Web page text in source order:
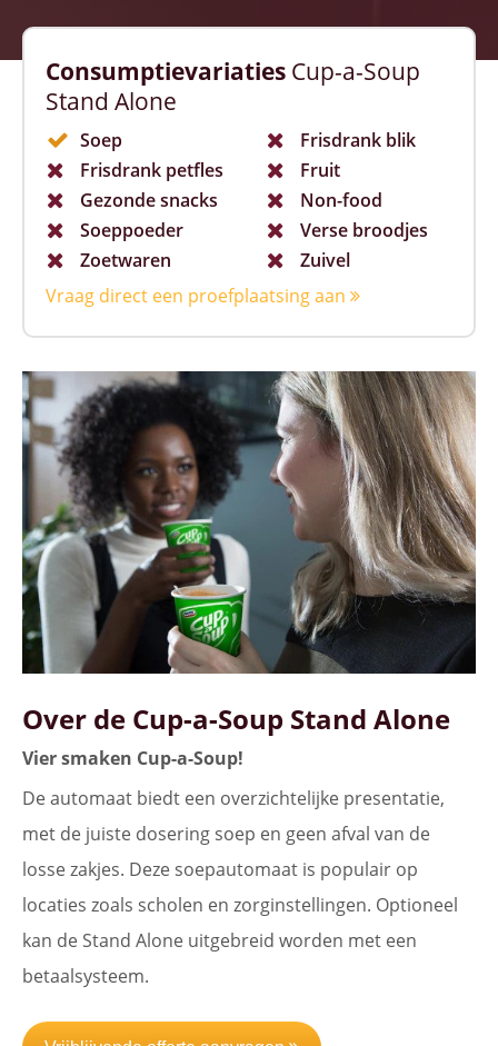
Consumptievariaties Cup-a-Soup
Stand Alone
Soep
Frisdrank blik
Frisdrank petfles
Fruit
Gezonde snacks
Non-food
Soeppoeder
Verse broodjes
Zoetwaren
Zuivel
Vraag direct een proefplaatsing aan
Over de Cup-a-Soup Stand Alone
Vier smaken Cup-a-Soup!
De automaat biedt een overzichtelijke presentatie,
met de juiste dosering soep en geen afval van de
losse zakjes. Deze soepautomaat is populair op
locaties zoals scholen en zorginstellingen. Optioneel
kan de Stand Alone uitgebreid worden met een
betaalsysteem.